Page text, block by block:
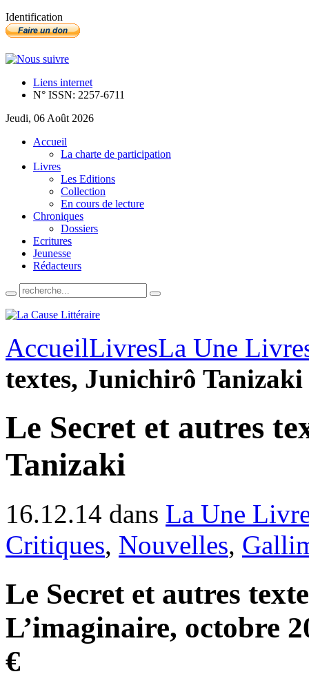
Identification
Liens internet
N° ISSN: 2257-6711
Jeudi, 06 Août 2026
Accueil
La charte de participation
Livres
Les Editions
Collection
En cours de lecture
Chroniques
Dossiers
Ecritures
Jeunesse
Rédacteurs
AccueilLivresLa Une
textes, Junichirô Tanizaki
Le Secret et autres
Tanizaki
16.12.14 dans La Une
Critiques, Nouvelles,
Le Secret et autres
L’imaginaire, octobre
€